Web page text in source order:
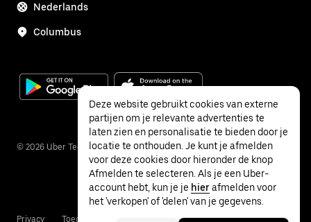
Nederlands
Columbus
© 2026 Uber Technologies Inc.
Privacy Toegankelijkheid Voorwaarden
Deze website gebruikt cookies van externe
partijen om je relevante advertenties te
laten zien en personalisatie te bieden door je
locatie te onthouden. Je kunt je afmelden
voor deze cookies door hieronder de knop
Afmelden te selecteren. Als je een Uber-
account hebt, kun je je hierafmelden voor
het 'verkopen' of 'delen' van je gegevens.